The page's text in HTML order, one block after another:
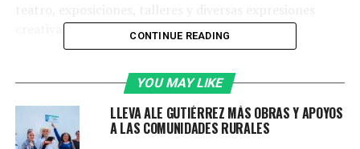
creativas en distintos espacios de la ciudad.
acceso gratuito, reafirmando el compromiso de acercar
la cultura a más personas y fortalecer la convivencia a
través del arte.
CONTINUE READING
YOU MAY LIKE
LLEVA ALE GUTIÉRREZ MÁS OBRAS Y APOYOS
A LAS COMUNIDADES RURALES